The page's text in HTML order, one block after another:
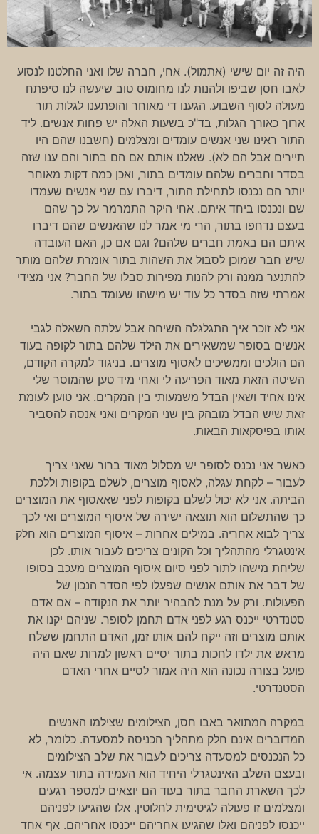
היה זה יום שישי (אתמול). אחי, חברה שלו ואני החלטנו לנסוע
לאבו חסן שביפו ולהנות לנו מחומוס טוב שיעשה לנו סיפתח
מעולה לסוף השבוע. הגענו די מאוחר והופתענו לגלות תור
ארוך כאורך הגלות, בד"כ בשעות האלה יש פחות אנשים. ליד
התור ראינו שני אנשים עומדים ומצלמים (חשבנו שהם היו
תיירים אבל הם לא). שאלנו אותם אם הם בתור והם ענו שזה
בסדר וחברים שלהם עומדים בתור, ואכן כמה דקות מאוחר
יותר הם נכנסו לתחילת התור, דיברו עם שני אנשים שעמדו
שם ונכנסו ביחד איתם. אחי היקר התמרמר על כך שהם
בעצם נדחפו בתור, הרי מי אמר לנו שהאנשים שהם דיברו
איתם הם באמת חברים שלהם? וגם אם כן, האם העובדה
שיש חבר שמוכן לסבול את השהות בתור אומרת שלהם מותר
להתנער ממנה ורק להנות מפירות סבלו של החבר? אני מצידי
אמרתי שזה בסדר כל עוד יש מישהו שעומד בתור.
אני לא זוכר איך התגלגלה השיחה אבל עלתה השאלה לגבי
אנשים בסופר שמשאירים את הילד שלהם בתור לקופה בעוד
הם הולכים וממשיכים לאסוף מוצרים. בניגוד למקרה הקודם,
השיטה הזאת מאוד הפריעה לי ואחי מיד טען שהמוסר שלי
אינו אחיד ושאין הבדל משמעותי בין המקרים. אני טוען לעומת
זאת שיש הבדל מובהק בין שני המקרים ואני אנסה להסביר
אותו בפיסקאות הבאות.
כאשר אני נכנס לסופר יש מסלול מאוד ברור שאני צריך
לעבור – לקחת עגלה, לאסוף מוצרים, לשלם בקופות וללכת
הביתה. אני לא יכול לשלם בקופות לפני שאאסוף את המוצרים
כך שהתשלום הוא תוצאה ישירה של איסוף המוצרים ואי לכך
צריך לבוא אחריה. במילים אחרות – איסוף המוצרים הוא חלק
אינטגרלי מהתהליך וכל הקונים צריכים לעבור אותו. לכן
שליחת מישהו לתור לפני סיום איסוף המוצרים מעכב בסופו
של דבר את אותם אנשים שפעלו לפי הסדר הנכון של
הפעולות. ורק על מנת להבהיר יותר את הנקודה – אם אדם
סטנדרטי ייכנס רגע לפני אדם תחמן לסופר. שניהם יקנו את
אותם מוצרים וזה ייקח להם אותו זמן, האדם התחמן ששלח
מראש את ילדו לחכות בתור יסיים ראשון למרות שאם היה
פועל בצורה נכונה הוא היה אמור לסיים אחרי האדם
הסטנדרטי.
במקרה המתואר באבו חסן, הצילומים שצילמו האנשים
המדוברים אינם חלק מתהליך הכניסה למסעדה. כלומר, לא
כל הנכנסים למסעדה צריכים לעבור את שלב הצילומים
ובעצם השלב האינטגרלי היחיד הוא העמידה בתור עצמה. אי
לכך השארת החבר בתור בעוד הם יוצאים למספר רגעים
ומצלמים זו פעולה לגיטימית לחלוטין. אלו שהגיעו לפניהם
ייכנסו לפניהם ואלו שהגיעו אחריהם ייכנסו אחריהם. אף אחד